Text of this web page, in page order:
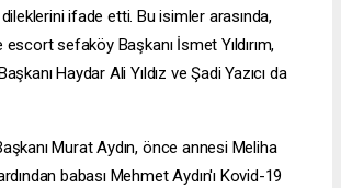
ifade etti. Bu isimler arasında,
escort sefaköyBaşkanı İsmet Yıldırım,
Haydar Ali Yıldız ve Şadi Yazıcı da
Murat Aydın, önce annesi Meliha
babası Mehmet Aydın'ı Kovid-19